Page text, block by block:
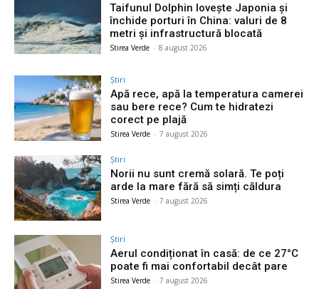
Taifunul Dolphin lovește Japonia și
închide porturi în China: valuri de 8
metri și infrastructură blocată
Stirea Verde - 8 august 2026
Știri
Apă rece, apă la temperatura camerei
sau bere rece? Cum te hidratezi
corect pe plajă
Stirea Verde - 7 august 2026
Știri
Norii nu sunt cremă solară. Te poți
arde la mare fără să simți căldura
Stirea Verde - 7 august 2026
Știri
Aerul condiționat în casă: de ce 27°C
poate fi mai confortabil decât pare
Stirea Verde - 7 august 2026